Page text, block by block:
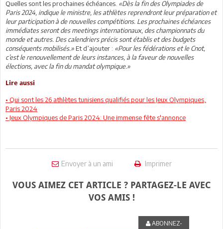
Quelles sont les prochaines échéances. «Dès la fin des Olympiades de
Paris 2024, indique le ministre, les athlètes reprendront leur préparation et
leur participation à de nouvelles compétitions. Les prochaines échéances
immédiates seront des meetings internationaux, des championnats du
monde et autres. Des calendriers précis sont établis et des budgets
conséquents mobilisés.»Et d’ajouter : «Pour les fédérations et le Cnot,
c’est le renouvellement de leurs instances, à la faveur de nouvelles
élections, avec la fin du mandat olympique.»
Lire aussi
• Qui sont les 26 athlètes tunisiens qualifiés pour les Jeux Olympiques,
Paris 2024
• Jeux Olympiques de Paris 2024: Une immense fête s'annonce
Envoyer à un ami Imprimer
VOUS AIMEZ CET ARTICLE ? PARTAGEZ-LE AVEC
VOS AMIS !
ABONNEZ-